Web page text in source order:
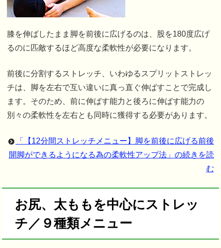
膝を伸ばしたまま脚を前後に広げるのは、股を180度広げ
るのに匹敵するほど高度な柔軟性が必要になります。
前後に分割するストレッチ、いわゆるスプリットストレッ
チは、脚を左右で互い違いに真っ直ぐ伸ばすことで完成し
ます。そのため、前に伸ばす能力と後ろに伸ばす能力の
別々の柔軟性を左右とも同時に獲得する必要があります。
「【12分間ストレッチメニュー】脚を前後に広げる前後
開脚ができるようになる為の柔軟性アップ法」の続きを読
む
お尻、太ももを中心にストレッ
チ／９種類メニュー